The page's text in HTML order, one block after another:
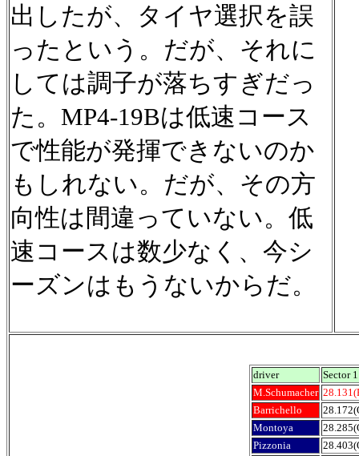
出したが、タイヤ選択を誤
ったという。だが、それに
しては調子が落ちすぎだっ
た。MP4-19Bは低速コース
で性能が発揮できないのか
もしれない。だが、その方
向性は間違っていない。低
速コースは数少なく、今シ
ーズンはもうないからだ。
driver
Sector 1
M.Schumacher
Barrichello
Montoya
Pizzonia